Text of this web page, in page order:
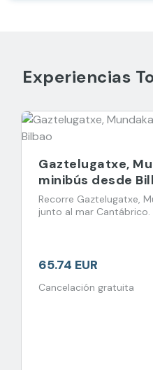
Experiencias
Gaztelugatxe,
minibús desde
Recorre Gaztelugatxe,
junto al mar Cantábrico.
65.74 EUR
Cancelación gratuita